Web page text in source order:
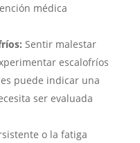
médica
Sentir malestar
escalofríos
puede indicar una
ser evaluada
o la fatiga